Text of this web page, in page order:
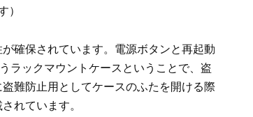
）
確保されています。電源ボタンと再起動
ラックマウントケースということで、盗
難防止用としてケースのふたを開ける際
れています。